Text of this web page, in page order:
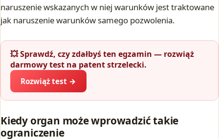
naruszenie wskazanych w niej warunków jest traktowane
jak naruszenie warunków samego pozwolenia.
💥 Sprawdź, czy zdałbyś ten egzamin — rozwiąż
darmowy test na patent strzelecki.
Rozwiąż test →
Kiedy organ może wprowadzić takie
ograniczenie